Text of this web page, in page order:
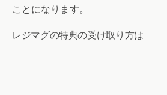
ことになります。
レジマグの特典の受け取り方は